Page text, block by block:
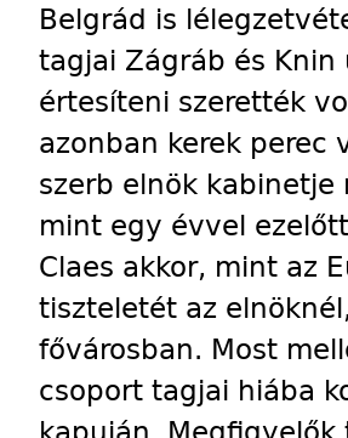
Belgrád is
tagjai Zágráb és
értesíteni szerették
azonban kerek perec
szerb elnök
mint egy évvel
Claes akkor, mint az
tiszteletét az
fővárosban. Most
csoport tagjai hiába